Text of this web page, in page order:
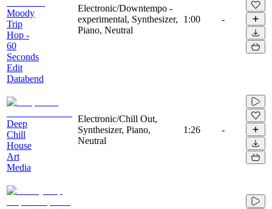
Moody
Trip
Hop -
60
Seconds
Edit
Databend
Electronic/Downtempo -
experimental, Synthesizer,
Piano, Neutral
1:00 -
Deep
Chill
House
Art
Media
Electronic/Chill Out,
Synthesizer, Piano,
Neutral
1:26 -